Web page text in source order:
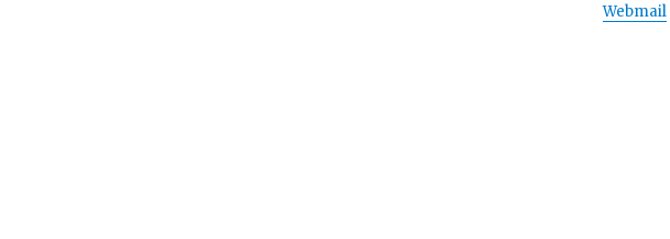
Webmail